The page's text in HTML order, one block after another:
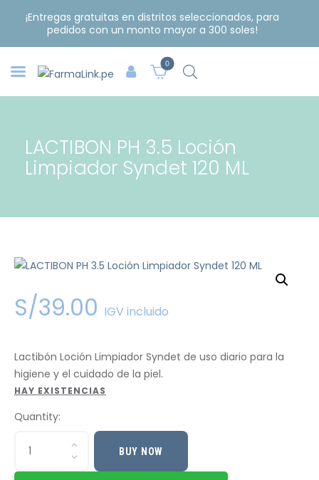
¡Entregas gratuitas en distritos seleccionados, para
pedidos con un monto mayor a 300 soles!
0
LACTIBON PH 3.5 Loción
Limpiador Syndet 120 ML
S/39.00 IGV incluido
Lactibón Loción Limpiador Syndet de uso diario para la
higiene y el cuidado de la piel.
HAY EXISTENCIAS
Quantity:
BUY NOW